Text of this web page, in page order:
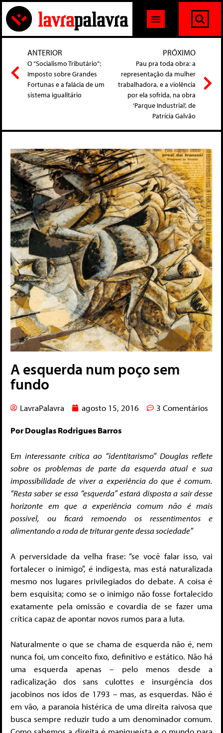
ANTERIOR
O “Socialismo Tributário”:
Imposto sobre Grandes
Fortunas e a falácia de um
sistema igualitário
PRÓXIMO
Pau pra toda obra: a
representação da mulher
trabalhadora, e a violência
por ela sofrida, na obra
‘Parque Industrial’, de
Patrícia Galvão
A esquerda num poço sem
fundo
LavraPalavra agosto 15, 2016 3 Comentários
Por Douglas Rodrigues Barros
Em interessante crítica ao “identitarismo” Douglas reflete
sobre os problemas de parte da esquerda atual e sua
impossibilidade de viver a experiência do que é comum.
“Resta saber se essa “esquerda” estará disposta a sair desse
horizonte em que a experiência comum não é mais
possível, ou ficará remoendo os ressentimentos e
alimentando a roda de triturar gente dessa sociedade”
A perversidade da velha frase: “se você falar isso, vai
fortalecer o inimigo”, é indigesta, mas está naturalizada
mesmo nos lugares privilegiados do debate. A coisa é
bem esquisita; como se o inimigo não fosse fortalecido
exatamente pela omissão e covardia de se fazer uma
crítica capaz de apontar novos rumos para a luta.
Naturalmente o que se chama de esquerda não é, nem
nunca foi, um conceito fixo, definitivo e estático. Não há
uma esquerda apenas – pelo menos desde a
radicalização dos sans culottes e insurgência dos
jacobinos nos idos de 1793 – mas, as esquerdas. Não é
em vão, a paranoia histérica de uma direita raivosa que
busca sempre reduzir tudo a um denominador comum.